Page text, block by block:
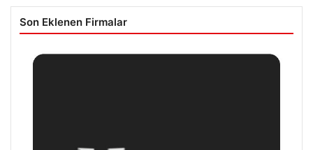
Son Eklenen Firmalar